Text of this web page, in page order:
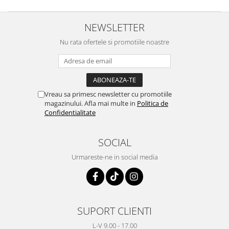
NEWSLETTER
Nu rata ofertele si promotiile noastre
Vreau sa primesc newsletter cu promotiile
magazinului. Afla mai multe in Politica de
Confidentialitate
SOCIAL
Urmareste-ne in social media
SUPORT CLIENTI
L-V 9.00 - 17.00